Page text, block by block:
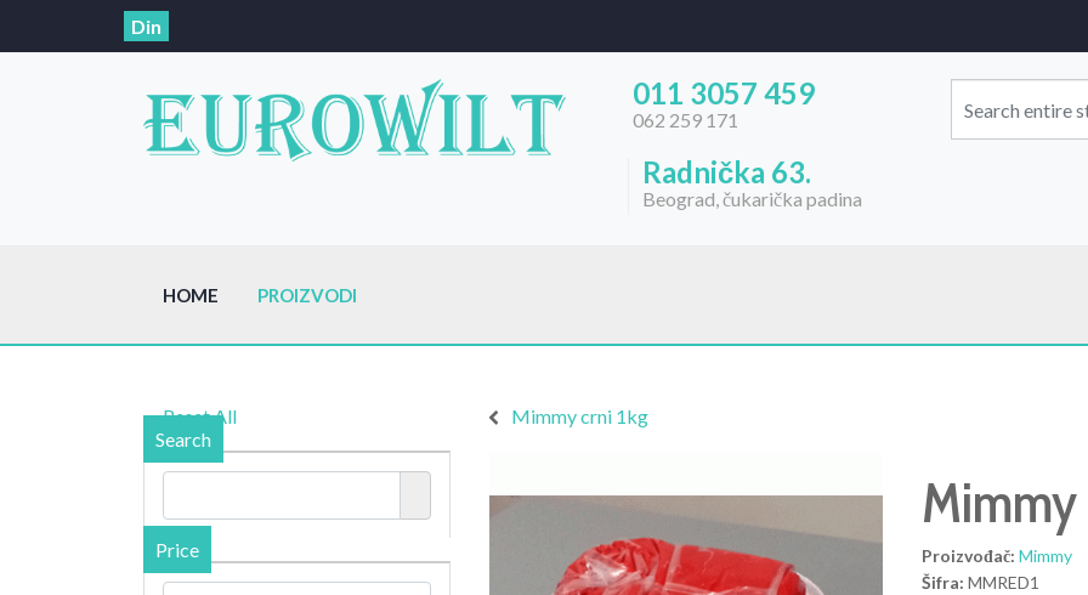
Din
011 3057 459
062 259 171
Radnička 63.
Beograd, čukarička padina
HOME PROIZVODI
Mimmy crni 1kg
Mimmy
Proizvođač: Mimmy
Šifra: MMRED1
Reset All
Search
Price